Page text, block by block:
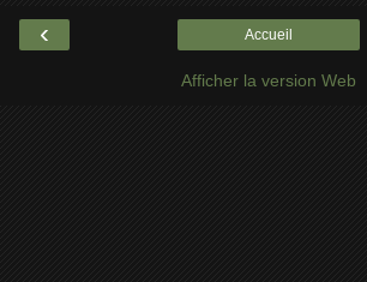
‹ Accueil
Afficher la version Web